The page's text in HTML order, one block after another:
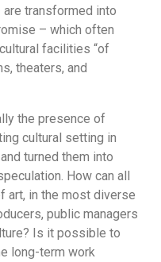
transformed into
– which often
facilities “of
theaters, and
the presence of
cultural setting in
turned them into
How can all
art, in the most diverse
public managers
Is it possible to
long-term work